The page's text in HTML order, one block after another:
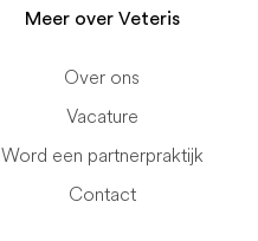
Meer over Veteris
Over ons
Vacature
Word een partnerpraktijk
Contact